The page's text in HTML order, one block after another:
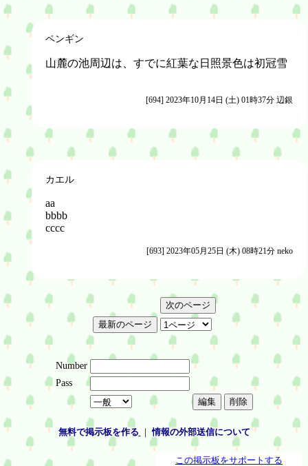
ペンギン
山麓の池周辺は、すでに紅葉な日照景色は初冠雪
[694] 2023年10月14日 (土) 01時37分 辺銀
カエル
aa
bbbb
cccc
[693] 2023年05月25日 (木) 08時21分 neko
Number
Pass
無料で掲示板を作る ｜情報の外部送信について
この掲示板をサポートする